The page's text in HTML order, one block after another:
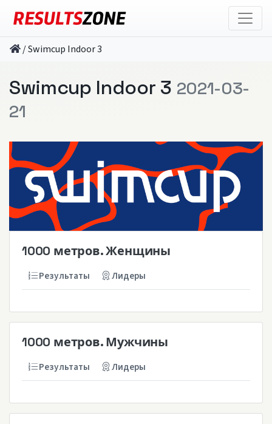
/Swimcup Indoor 3
Swimcup Indoor 3 2021-03-
21
1000 метров. Женщины
Результаты Лидеры
1000 метров. Мужчины
Результаты Лидеры